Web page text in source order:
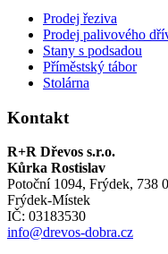
Prodej řeziva
Prodej palivového
Stany s podsadou
Příměstský tábor
Stolárna
Kontakt
R+R Dřevos s.r.o.
Kůrka Rostislav
Potoční 1094, Frýdek, 738
Frýdek-Místek
IČ: 03183530
info@drevos-dobra.cz